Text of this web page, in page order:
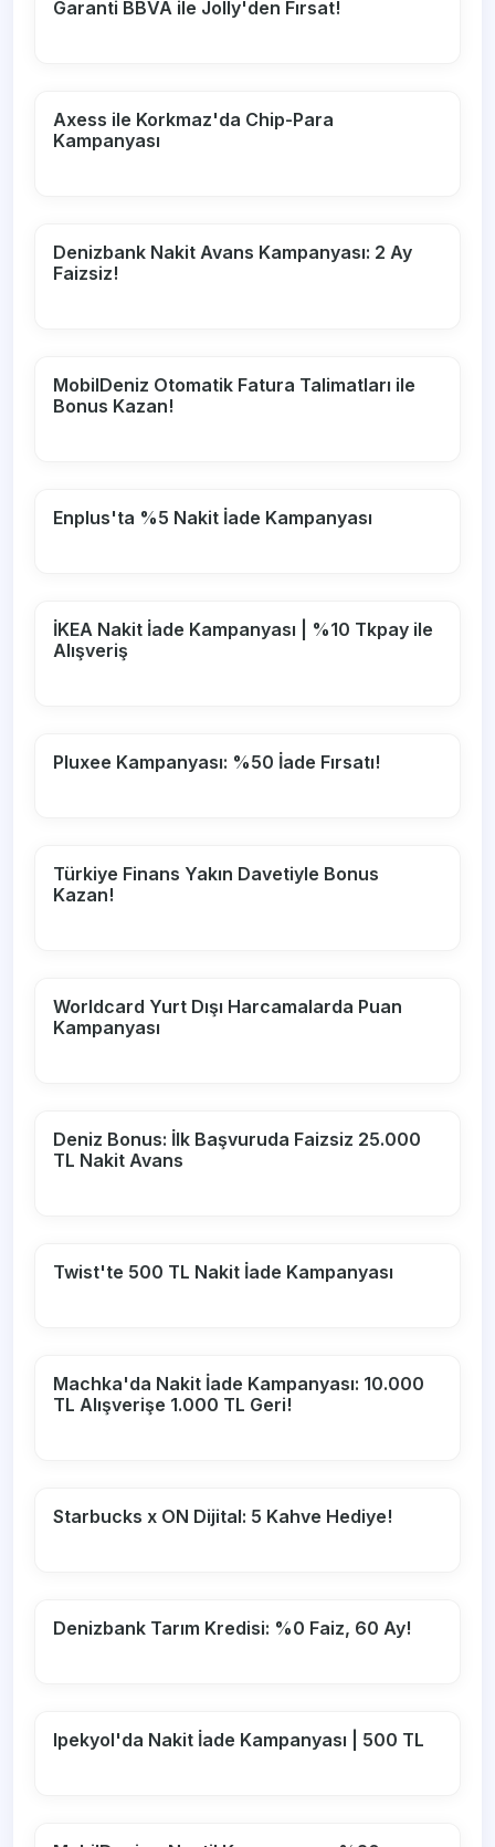
Garanti BBVA ile Jolly'den Fırsat!
Axess ile Korkmaz'da Chip-Para
Kampanyası
Denizbank Nakit Avans Kampanyası: 2 Ay
Faizsiz!
MobilDeniz Otomatik Fatura Talimatları ile
Bonus Kazan!
Enplus'ta %5 Nakit İade Kampanyası
İKEA Nakit İade Kampanyası | %10 Tkpay ile
Alışveriş
Pluxee Kampanyası: %50 İade Fırsatı!
Türkiye Finans Yakın Davetiyle Bonus
Kazan!
Worldcard Yurt Dışı Harcamalarda Puan
Kampanyası
Deniz Bonus: İlk Başvuruda Faizsiz 25.000
TL Nakit Avans
Twist'te 500 TL Nakit İade Kampanyası
Machka'da Nakit İade Kampanyası: 10.000
TL Alışverişe 1.000 TL Geri!
Starbucks x ON Dijital: 5 Kahve Hediye!
Denizbank Tarım Kredisi: %0 Faiz, 60 Ay!
Ipekyol'da Nakit İade Kampanyası | 500 TL